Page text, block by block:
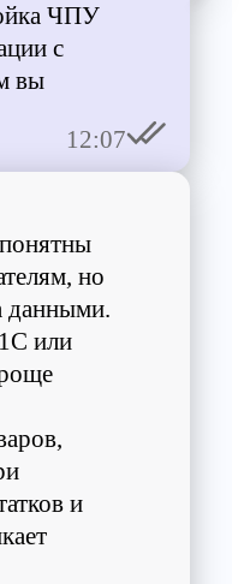
ЧПУ
с
вы
12:07
но
данными.
или
и